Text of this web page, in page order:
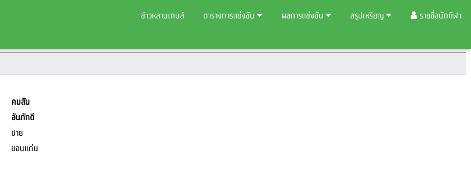
ข้าวหลามเกมส์ ตารางการแข่งขัน ผลการแข่งขัน สรุปเหรียญ รายชื่อนักกีฬา
คมสัน
อันภักดี
ชาย
ขอนแก่น